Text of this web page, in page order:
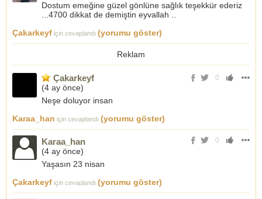
Dostum emeğine güzel gönlüne sağlık teşekkür ederiz
...4700 dikkat de demiştin eyvallah ..
Çakarkeyf için cevaplandı (yorumu göster)
Reklam
0
Çakarkeyf
(4 ay önce)
Neşe doluyor insan
Karaa_han için cevaplandı (yorumu göster)
0
Karaa_han
(4 ay önce)
Yaşasın 23 nisan
Çakarkeyf için cevaplandı (yorumu göster)